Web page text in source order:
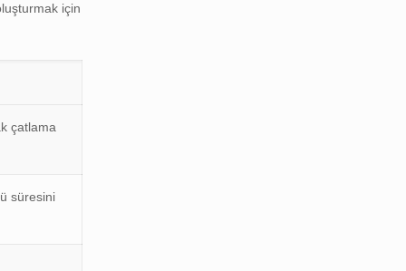
için
çatlama
süresini